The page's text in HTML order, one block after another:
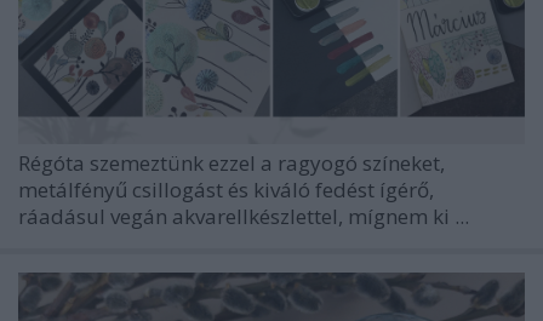
Régóta szemeztünk ezzel a ragyogó színeket,
metálfényű csillogást és kiváló fedést ígérő,
ráadásul vegán akvarellkészlettel, mígnem ki ...